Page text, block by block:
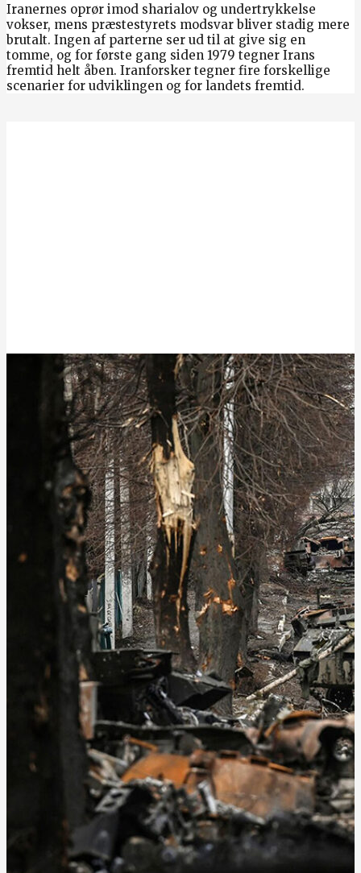
Iranernes oprør imod sharialov og undertrykkelse
vokser, mens præstestyrets modsvar bliver stadig mere
brutalt. Ingen af parterne ser ud til at give sig en
tomme, og for første gang siden 1979 tegner Irans
fremtid helt åben. Iranforsker tegner fire forskellige
scenarier for udviklingen og for landets fremtid.